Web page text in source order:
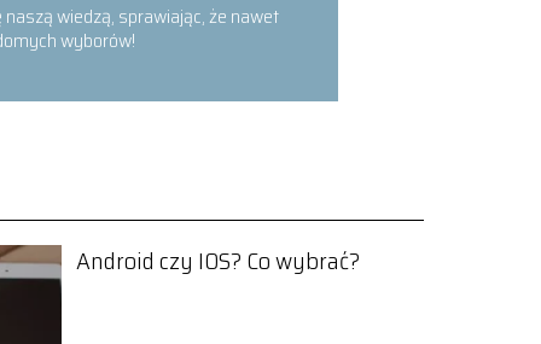
naszą wiedzą, sprawiając, że nawet
wyborów!
Android czy IOS? Co wybrać?